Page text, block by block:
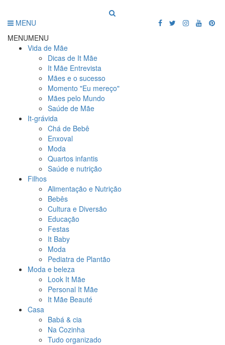
MENU
MENUMENU
Vida de Mãe
Dicas de It Mãe
It Mãe Entrevista
Mães e o sucesso
Momento "Eu mereço"
Mães pelo Mundo
Saúde de Mãe
It-grávida
Chá de Bebê
Enxoval
Moda
Quartos infantis
Saúde e nutrição
Filhos
Alimentação e Nutrição
Bebês
Cultura e Diversão
Educação
Festas
It Baby
Moda
Pediatra de Plantão
Moda e beleza
Look It Mãe
Personal It Mãe
It Mãe Beauté
Casa
Babá & cia
Na Cozinha
Tudo organizado